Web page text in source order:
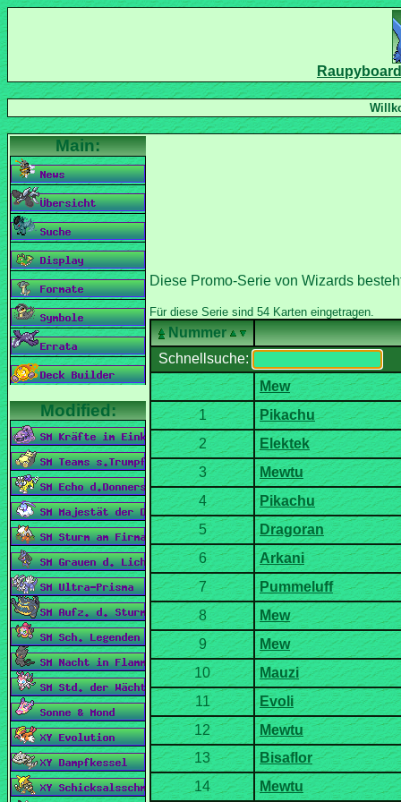
Diese Promo-Serie von Wizards
Nummer
Schnellsuche: